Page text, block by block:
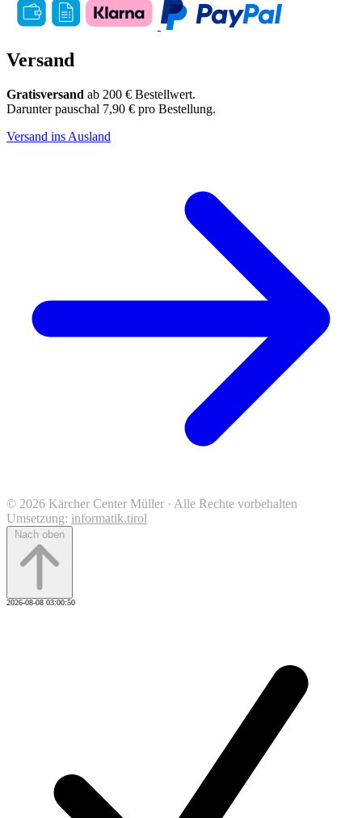
Versand
Gratisversand ab 200 € Bestellwert.
Darunter pauschal 7,90 € pro Bestellung.
Versand ins Ausland
© 2026 Kärcher Center Müller · Alle Rechte vorbehalten
Umsetzung: informatik.tirol
Nach oben
2026-08-08 03:00:50